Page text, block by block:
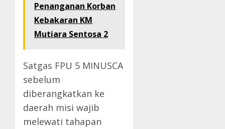
Penanganan Korban
Kebakaran KM
Mutiara Sentosa 2
Satgas FPU 5 MINUSCA
sebelum
diberangkatkan ke
daerah misi wajib
melewati tahapan